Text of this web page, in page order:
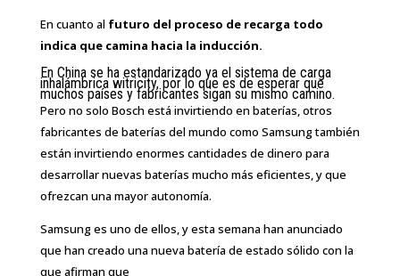
En cuanto al futuro del proceso de recarga todo
indica que camina hacia la inducción.
En China se ha estandarizado ya el sistema de carga
inhalámbrica witricity, por lo que es de esperar que
muchos países y fabricantes sigan su mismo camino.
Pero no solo Bosch está invirtiendo en baterías, otros
fabricantes de baterías del mundo como Samsung también
están invirtiendo enormes cantidades de dinero para
desarrollar nuevas baterías mucho más eficientes, y que
ofrezcan una mayor autonomía.
Samsung es uno de ellos, y esta semana han anunciado
que han creado una nueva batería de estado sólido con la
que afirman que